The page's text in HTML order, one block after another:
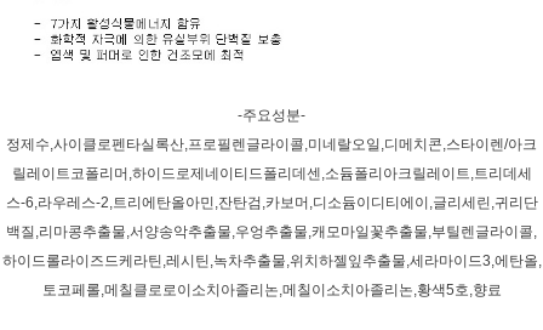
-주요성분-
정제수,사이클로펜타실록산,프로필렌글라이콜,미네랄오일,디메치콘,스타이렌/아크
릴레이트코폴리머,하이드로제네이티드폴리데센,소듐폴리아크릴레이트,트리데세
스-6,라우레스-2,트리에탄올아민,잔탄검,카보머,디소듐이디티에이,글리세린,귀리단
백질,리마콩추출물,서양송악추출물,우엉추출물,캐모마일꽃추출물,부틸렌글라이콜,
하이드롤라이즈드케라틴,레시틴,녹차추출물,위치하젤잎추출물,세라마이드3,에탄올,
토코페롤,메칠클로로이소치아졸리논,메칠이소치아졸리논,황색5호,향료